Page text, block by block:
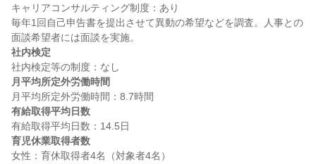
キャリアコンサルティング制度：あり
毎年1回自己申告書を提出させて異動の希望などを調査。人事との
社内検定
月平均所定外労働時間
有給取得平均日数
育児休業取得者数
女性：育休取得者4名（対象者4名）